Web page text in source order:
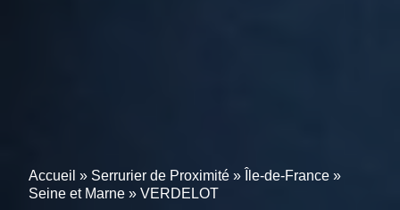
Accueil » Serrurier de Proximité » Île-de-France »
Seine et Marne » VERDELOT